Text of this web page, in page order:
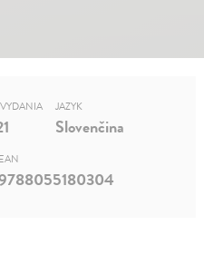
JAZYK
Slovenčina
EAN